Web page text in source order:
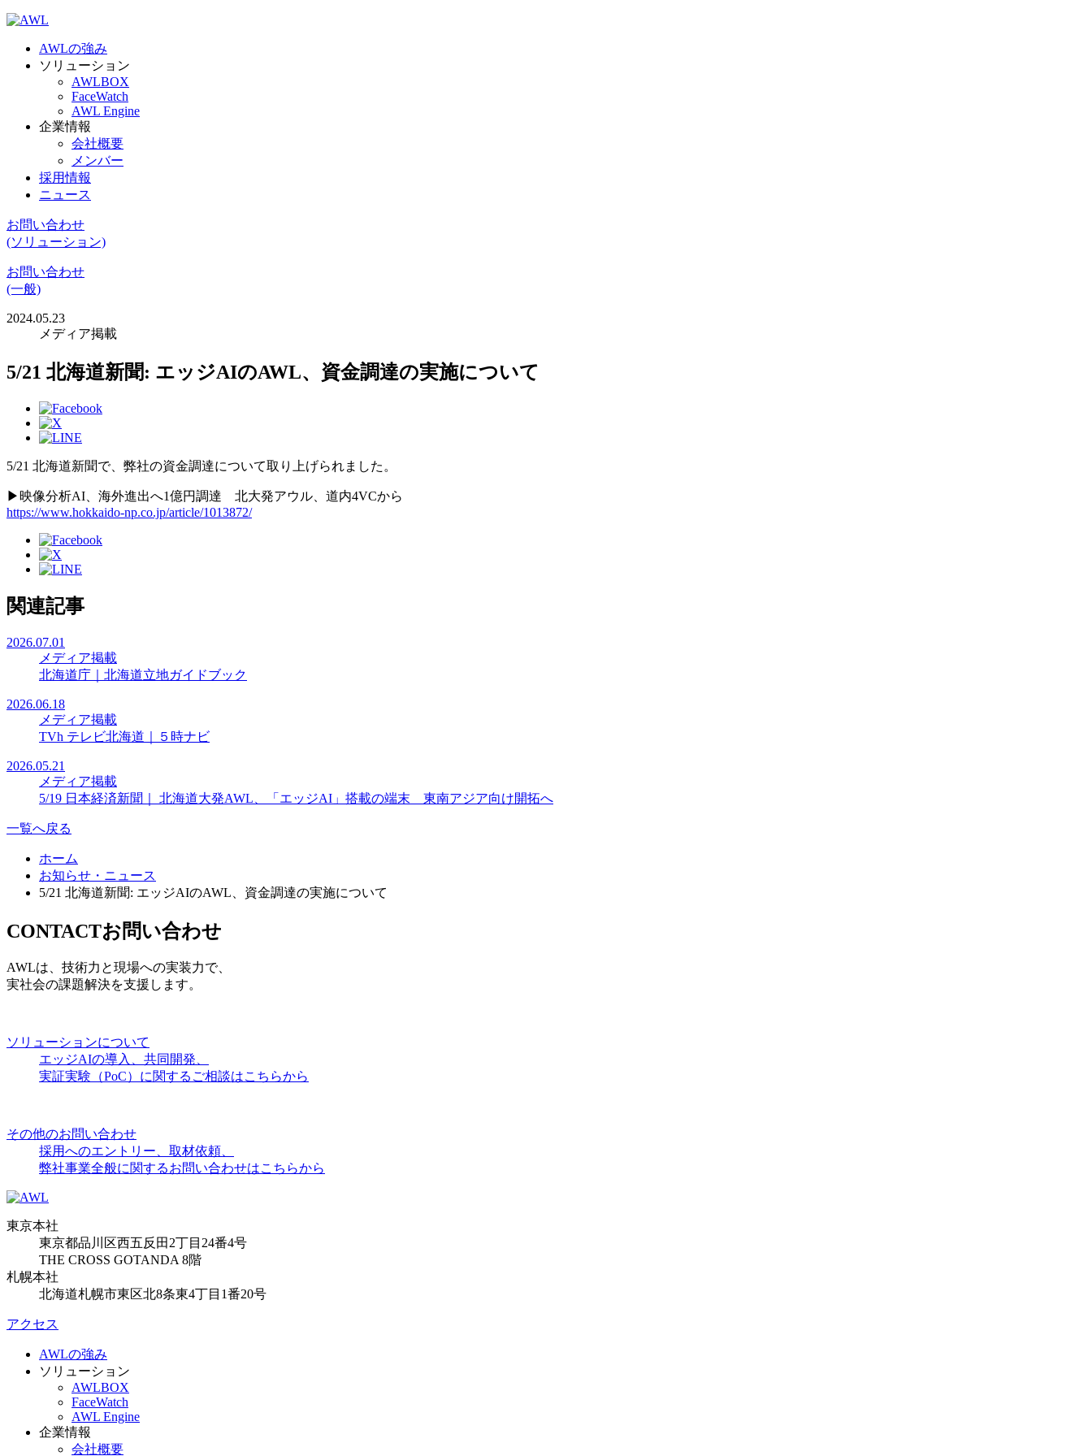
AWLの強み
ソリューション
AWLBOX
FaceWatch
AWL Engine
企業情報
会社概要
メンバー
採用情報
ニュース
お問い合わせ
(ソリューション)
お問い合わせ
(一般)
2024.05.23
メディア掲載
5/21 北海道新聞: エッジAIのAWL、資金調達の実施について
5/21 北海道新聞で、弊社の資金調達について取り上げられました。
▶映像分析AI、海外進出へ1億円調達 北大発アウル、道内4VCから
https://www.hokkaido-np.co.jp/article/1013872/
関連記事
2026.07.01
メディア掲載
北海道庁｜北海道立地ガイドブック
2026.06.18
メディア掲載
TVh テレビ北海道｜５時ナビ
2026.05.21
メディア掲載
5/19 日本経済新聞｜ 北海道大発AWL、「エッジAI」搭載の端末 東南アジア向け開拓へ
一覧へ戻る
ホーム
お知らせ・ニュース
5/21 北海道新聞: エッジAIのAWL、資金調達の実施について
CONTACTお問い合わせ
AWLは、技術力と現場への実装力で、
実社会の課題解決を支援します。
ソリューションについて
エッジAIの導入、共同開発、
実証実験（PoC）に関するご相談はこちらから
その他のお問い合わせ
採用へのエントリー、取材依頼、
弊社事業全般に関するお問い合わせはこちらから
東京本社
東京都品川区西五反田2丁目24番4号
THE CROSS GOTANDA 8階
札幌本社
北海道札幌市東区北8条東4丁目1番20号
アクセス
AWLの強み
ソリューション
AWLBOX
FaceWatch
AWL Engine
企業情報
会社概要